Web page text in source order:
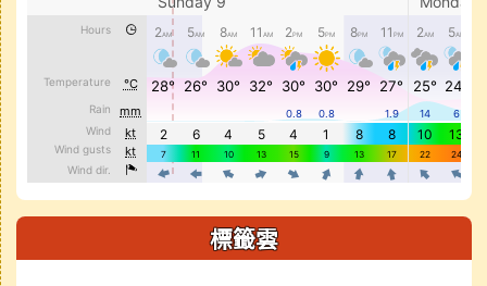
標籤雲